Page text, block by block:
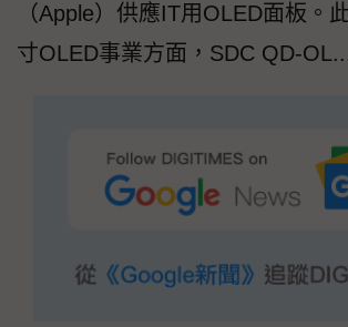
（Apple）供應IT用OLED面板。
寸OLED事業方面，SDC QD-